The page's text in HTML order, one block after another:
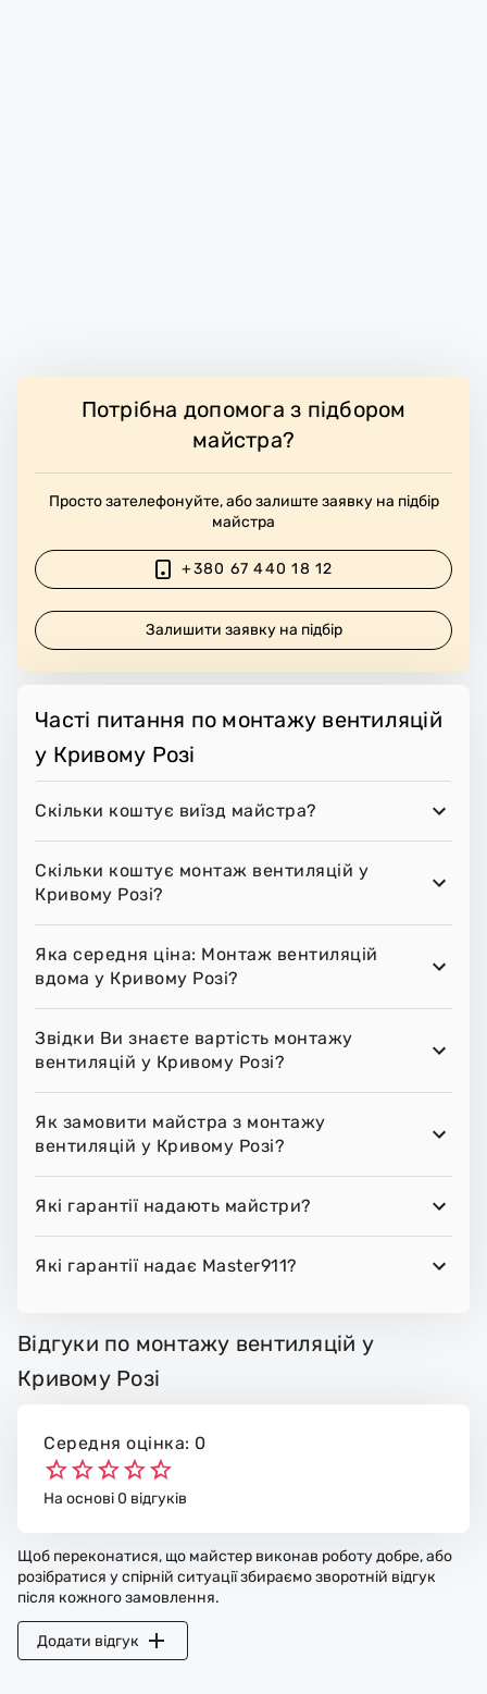
Потрібна допомога з підбором
майстра?
Просто зателефонуйте, або залиште заявку на підбір
майстра
+380 67 440 18 12
Залишити заявку на підбір
Часті питання по монтажу вентиляцій
у Кривому Розі
Скільки коштує виїзд майстра?
Скільки коштує монтаж вентиляцій у
Кривому Розі?
Яка середня ціна: Монтаж вентиляцій
вдома у Кривому Розі?
Звідки Ви знаєте вартість монтажу
вентиляцій у Кривому Розі?
Як замовити майстра з монтажу
вентиляцій у Кривому Розі?
Які гарантії надають майстри?
Які гарантії надає Master911?
Відгуки по монтажу вентиляцій у
Кривому Розі
Середня оцінка: 0
На основі 0 відгуків
Щоб переконатися, що майстер виконав роботу добре, або
розібратися у спірній ситуації збираємо зворотній відгук
після кожного замовлення.
Додати відгук